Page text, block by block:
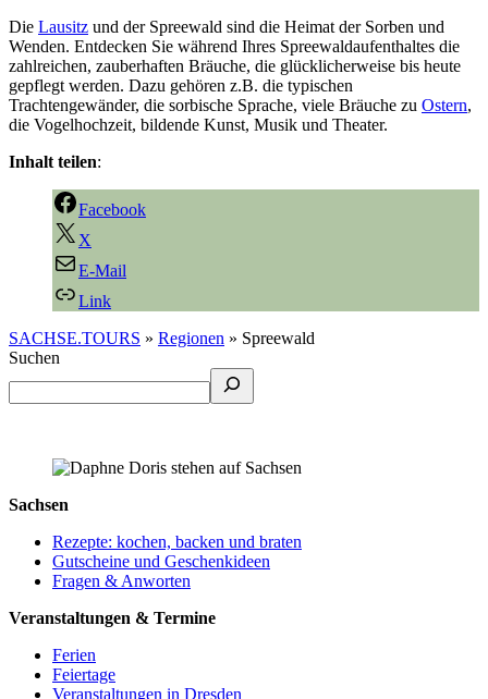
Die Lausitz und der Spreewald sind die Heimat der Sorben und
Wenden. Entdecken Sie während Ihres Spreewaldaufenthaltes die
zahlreichen, zauberhaften Bräuche, die glücklicherweise bis heute
gepflegt werden. Dazu gehören z.B. die typischen
Trachtengewänder, die sorbische Sprache, viele Bräuche zu Ostern,
die Vogelhochzeit, bildende Kunst, Musik und Theater.
Inhalt teilen:
Facebook
X
E-Mail
Link
SACHSE.TOURS » Regionen » Spreewald
Suchen
Sachsen
Rezepte: kochen, backen und braten
Gutscheine und Geschenkideen
Fragen & Anworten
Veranstaltungen & Termine
Ferien
Feiertage
Veranstaltungen in Dresden